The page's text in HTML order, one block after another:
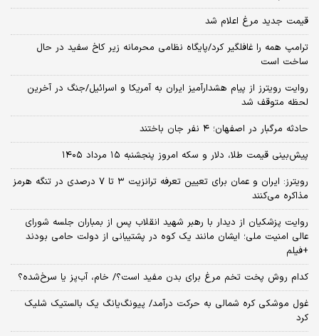
قیمت جدید مرغ اعلام شد
ترامپ همه را غافلگیر کرد/پایگاه نظامی محرمانه زیر کاخ سفید در حال
ساخت است
روایت رویترز از پیام هشدارآمیز ایران به آمریکا و اسرائیل/جنگ در آخرین
لحظه متوقف شد
حادثه مرگبار در اصفهان؛ ۴ نفر جان باختند
پیش‌بینی قیمت طلا، دلار و سکه امروز پنجشنبه ۱۵ مرداد ۱۴۰۵
رویترز: ایران و عمان برای تعیین تعرفه ترانزیت ۳ تا ۷ درصدی در تنگه هرمز
مذاکره می‌کنند
روایت پزشکیان از دیدار با رهبر شهید انقلاب پس از بمباران جلسه شورای
عالی امنیت ملی؛ ایشان مانند یک کوه در پشتیبانی از دولت حامی بودند
+فیلم
کدام روش پخت تخم مرغ برای بدن مفید است؟/ خام، آب‌پز یا سرخ‌شده؟
غول موشکی کره شمالی به حرکت درآمد/ پیونگ‌یانگ یک بالستیک شلیک
کرد